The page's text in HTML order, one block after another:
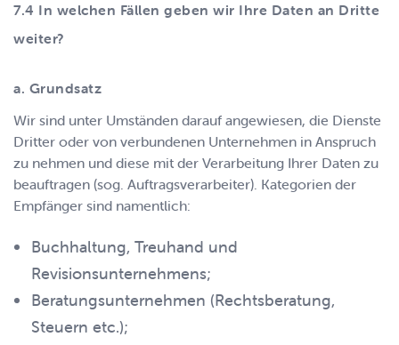
In welchen Fällen geben wir Ihre Daten an Dritte
weiter?
a. Grundsatz
Wir sind unter Umständen darauf angewiesen, die Dienste
Dritter oder von verbundenen Unternehmen in Anspruch
zu nehmen und diese mit der Verarbeitung Ihrer Daten zu
beauftragen (sog. Auftragsverarbeiter). Kategorien der
Empfänger sind namentlich:
Buchhaltung, Treuhand und
Revisionsunternehmens;
Beratungsunternehmen (Rechtsberatung,
Steuern etc.);